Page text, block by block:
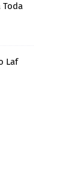
Toda
Laf